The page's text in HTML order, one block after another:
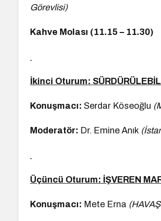
Görevlisi)
Kahve Molası (11.15 – 11.30)
İkinci Oturum:
Konuşmacı: Serdar Köseoğlu
Moderatör: Dr. Emine Anık
Üçüncü Oturum: İŞVEREN
Konuşmacı: Mete Erna